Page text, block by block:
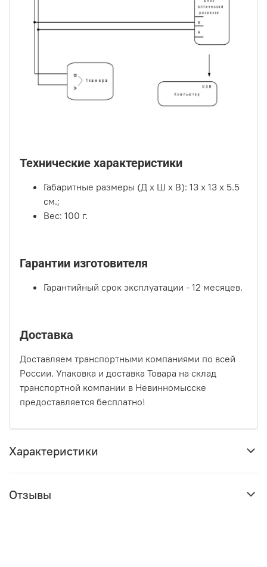
Технические характеристики
Габаритные размеры (Д х Ш х В): 13 х 13 х 5.5
см.;
Вес: 100 г.
Гарантии изготовителя
Гарантийный срок эксплуатации - 12 месяцев.
Доставка
Доставляем транспортными компаниями по всей
России. Упаковка и доставка Товара на склад
транспортной компании в Невинномысске
предоставляется бесплатно!
Характеристики
Отзывы